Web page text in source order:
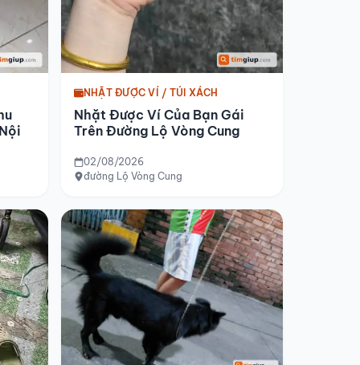
NHẶT ĐƯỢC VÍ / TÚI XÁCH
Nhặt Được Ví Của Bạn Gái
Trên Đường Lộ Vòng Cung
02/08/2026
đường Lộ Vòng Cung